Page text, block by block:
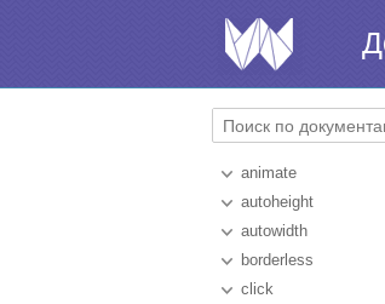
animate
autoheight
autowidth
borderless
click